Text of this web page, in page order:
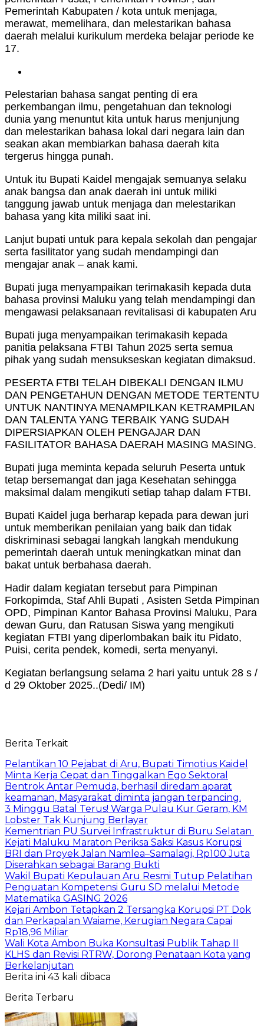
Pemerintah Kabupaten / kota untuk menjaga,
merawat, memelihara, dan melestarikan bahasa
daerah melalui kurikulum merdeka belajar periode ke
17.
Pelestarian bahasa sangat penting di era
perkembangan ilmu, pengetahuan dan teknologi
dunia yang menuntut kita untuk harus menjunjung
dan melestarikan bahasa lokal dari negara lain dan
seakan akan membiarkan bahasa daerah kita
tergerus hingga punah.
Untuk itu Bupati Kaidel mengajak semuanya selaku
anak bangsa dan anak daerah ini untuk miliki
tanggung jawab untuk menjaga dan melestarikan
bahasa yang kita miliki saat ini.
Lanjut bupati untuk para kepala sekolah dan pengajar
serta fasilitator yang sudah mendampingi dan
mengajar anak – anak kami.
Bupati juga menyampaikan terimakasih kepada duta
bahasa provinsi Maluku yang telah mendampingi dan
mengawasi pelaksanaan revitalisasi di kabupaten Aru
Bupati juga menyampaikan terimakasih kepada
panitia pelaksana FTBI Tahun 2025 serta semua
pihak yang sudah mensukseskan kegiatan dimaksud.
PESERTA FTBI TELAH DIBEKALI DENGAN ILMU
DAN PENGETAHUN DENGAN METODE TERTENTU
UNTUK NANTINYA MENAMPILKAN KETRAMPILAN
DAN TALENTA YANG TERBAIK YANG SUDAH
DIPERSIAPKAN OLEH PENGAJAR DAN
FASILITATOR BAHASA DAERAH MASING MASING.
Bupati juga meminta kepada seluruh Peserta untuk
tetap bersemangat dan jaga Kesehatan sehingga
maksimal dalam mengikuti setiap tahap dalam FTBI.
Bupati Kaidel juga berharap kepada para dewan juri
untuk memberikan penilaian yang baik dan tidak
diskriminasi sebagai langkah langkah mendukung
pemerintah daerah untuk meningkatkan minat dan
bakat untuk berbahasa daerah.
Hadir dalam kegiatan tersebut para Pimpinan
Forkopimda, Staf Ahli Bupati , Asisten Setda Pimpinan
OPD, Pimpinan Kantor Bahasa Provinsi Maluku, Para
dewan Guru, dan Ratusan Siswa yang mengikuti
kegiatan FTBI yang diperlombakan baik itu Pidato,
Puisi, cerita pendek, komedi, serta menyanyi.
Kegiatan berlangsung selama 2 hari yaitu untuk 28 s /
d 29 Oktober 2025..(Dedi/ IM)
Berita Terkait
Pelantikan 10 Pejabat di Aru, Bupati Timotius Kaidel
Minta Kerja Cepat dan Tinggalkan Ego Sektoral
Bentrok Antar Pemuda, berhasil diredam aparat
keamanan, Masyarakat diminta jangan terpancing.
3 Minggu Batal Terus! Warga Pulau Kur Geram, KM
Lobster Tak Kunjung Berlayar
Kementrian PU Survei Infrastruktur di Buru Selatan
Kejati Maluku Maraton Periksa Saksi Kasus Korupsi
BRI dan Proyek Jalan Namlea–Samalagi, Rp100 Juta
Diserahkan sebagai Barang Bukti
Wakil Bupati Kepulauan Aru Resmi Tutup Pelatihan
Penguatan Kompetensi Guru SD melalui Metode
Matematika GASING 2026
Kejari Ambon Tetapkan 2 Tersangka Korupsi PT Dok
dan Perkapalan Waiame, Kerugian Negara Capai
Rp18,96 Miliar
Wali Kota Ambon Buka Konsultasi Publik Tahap II
KLHS dan Revisi RTRW, Dorong Penataan Kota yang
Berkelanjutan
Berita ini 43 kali dibaca
Berita Terbaru